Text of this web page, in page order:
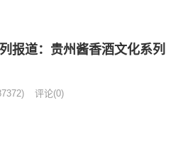
报道：贵州酱香酒文化系列
评论(0)